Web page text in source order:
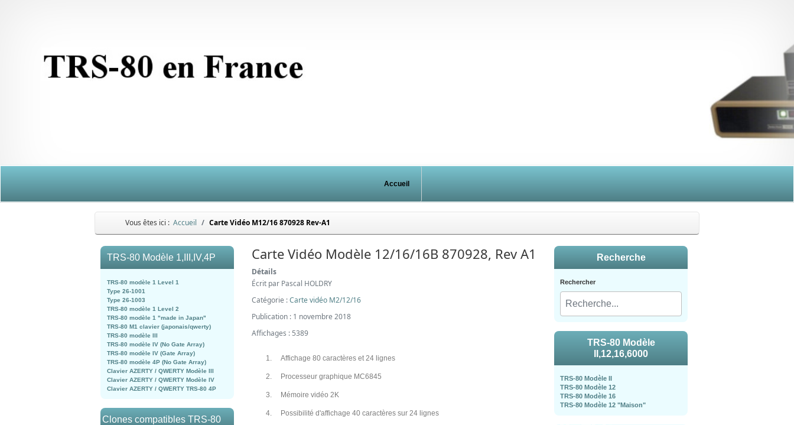
Accueil
Vous êtes ici : Accueil Carte Vidéo M12/16 870928 Rev-A1
TRS-80 Modèle 1,III,IV,4P
TRS-80 modèle 1 Level 1
Type 26-1001
Type 26-1003
TRS-80 modèle 1 Level 2
TRS-80 modèle 1 "made in Japan"
TRS-80 M1 clavier (japonais/qwerty)
TRS-80 modèle III
TRS-80 modèle IV (No Gate Array)
TRS-80 modèle IV (Gate Array)
TRS-80 modèle 4P (No Gate Array)
Clavier AZERTY / QWERTY Modèle III
Clavier AZERTY / QWERTY Modèle IV
Clavier AZERTY / QWERTY TRS-80 4P
Clones compatibles TRS-80
Carte Vidéo Modèle 12/16/16B 870928, Rev A1
Détails
Écrit par Pascal HOLDRY
Catégorie :Carte vidéo M2/12/16
Publication : 1 novembre 2018
Affichages : 5389
1. Affichage 80 caractères et 24 lignes
2. Processeur graphique MC6845
3. Mémoire vidéo 2K
4. Possibilité d'affichage 40 caractères sur 24 lignes
Recherche
Rechercher
TRS-80 Modèle
II,12,16,6000
TRS-80 Modèle II
TRS-80 Modèle 12
TRS-80 Modèle 16
TRS-80 Modèle 12 "Maison"